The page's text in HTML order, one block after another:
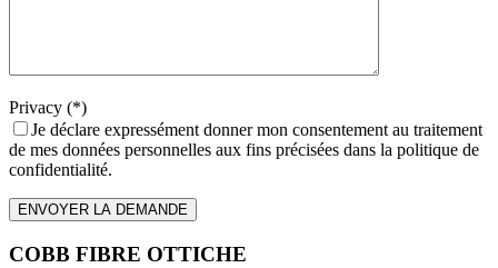
Privacy (*)
Je déclare expressément donner mon consentement au traitement
de mes données personnelles aux fins précisées dans la politique de
confidentialité.
COBB FIBRE OTTICHE